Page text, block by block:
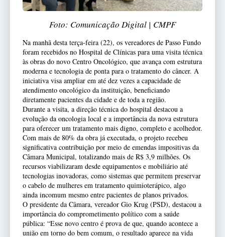
Foto: Comunicação Digital | CMPF
Na manhã desta terça-feira (22), os vereadores de Passo Fundo
foram recebidos no Hospital de Clínicas para uma visita técnica
às obras do novo Centro Oncológico, que avança com estrutura
moderna e tecnologia de ponta para o tratamento do câncer. A
iniciativa visa ampliar em até dez vezes a capacidade de
atendimento oncológico da instituição, beneficiando
diretamente pacientes da cidade e de toda a região.
Durante a visita, a direção técnica do hospital destacou a
evolução da oncologia local e a importância da nova estrutura
para oferecer um tratamento mais digno, completo e acolhedor.
Com mais de 80% da obra já executada, o projeto recebeu
significativa contribuição por meio de emendas impositivas da
Câmara Municipal, totalizando mais de R$ 3,9 milhões. Os
recursos viabilizaram desde equipamentos e mobiliário até
tecnologias inovadoras, como sistemas que permitem preservar
o cabelo de mulheres em tratamento quimioterápico, algo
ainda incomum mesmo entre pacientes de planos privados.
O presidente da Câmara, vereador Gio Krug (PSD), destacou a
importância do comprometimento político com a saúde
pública: “Esse novo centro é prova de que, quando acontece a
união em torno do bem comum, o resultado aparece na vida